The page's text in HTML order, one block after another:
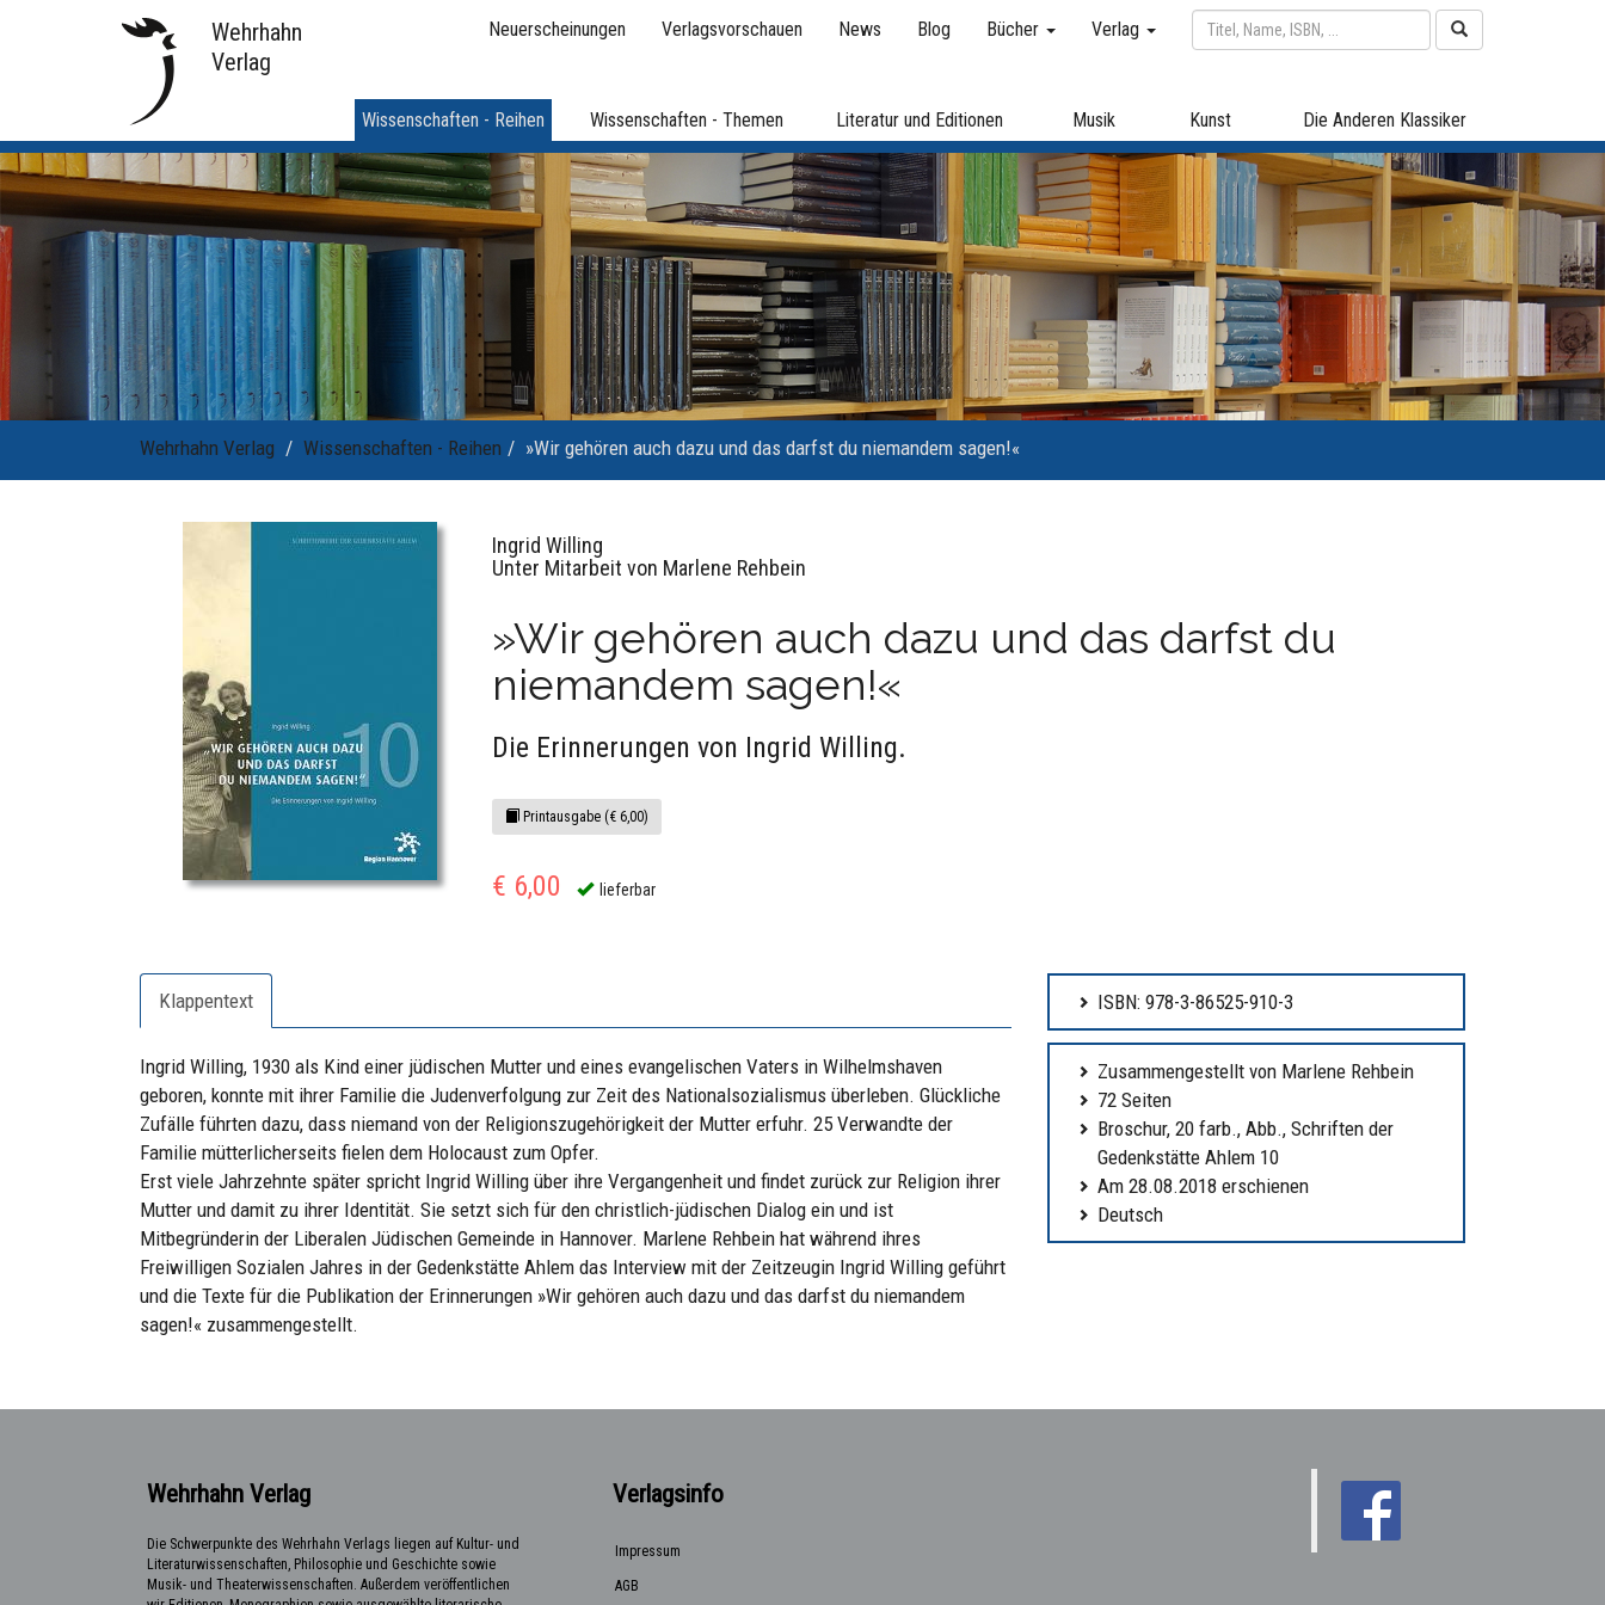
Wehrhahn
Verlag
Neuerscheinungen Verlagsvorschauen News Blog Bücher Verlag
Wissenschaften - Reihen Wissenschaften - Themen Literatur und Editionen Musik Kunst Die Anderen Klassiker
Wehrhahn Verlag Wissenschaften - Reihen »Wir gehören auch dazu und das darfst du niemandem sagen!«
Ingrid Willing
Unter Mitarbeit von Marlene Rehbein
»Wir gehören auch dazu und das darfst du
niemandem sagen!«
Die Erinnerungen von Ingrid Willing.
Printausgabe (€ 6,00)
€ 6,00 lieferbar
Klappentext
Ingrid Willing, 1930 als Kind einer jüdischen Mutter und eines evangelischen Vaters in Wilhelmshaven
geboren, konnte mit ihrer Familie die Judenverfolgung zur Zeit des Nationalsozialismus überleben. Glückliche
Zufälle führten dazu, dass niemand von der Religionszugehörigkeit der Mutter erfuhr. 25 Verwandte der
Familie mütterlicherseits fielen dem Holocaust zum Opfer.
Erst viele Jahrzehnte später spricht Ingrid Willing über ihre Vergangenheit und findet zurück zur Religion ihrer
Mutter und damit zu ihrer Identität. Sie setzt sich für den christlich-jüdischen Dialog ein und ist
Mitbegründerin der Liberalen Jüdischen Gemeinde in Hannover. Marlene Rehbein hat während ihres
Freiwilligen Sozialen Jahres in der Gedenkstätte Ahlem das Interview mit der Zeitzeugin Ingrid Willing geführt
und die Texte für die Publikation der Erinnerungen »Wir gehören auch dazu und das darfst du niemandem
sagen!« zusammengestellt.
ISBN: 978-3-86525-910-3
Zusammengestellt von Marlene Rehbein
72 Seiten
Broschur, 20 farb., Abb., Schriften der
Gedenkstätte Ahlem 10
Am 28.08.2018 erschienen
Deutsch
Wehrhahn Verlag
Die Schwerpunkte des Wehrhahn Verlags liegen auf Kultur- und
Literaturwissenschaften, Philosophie und Geschichte sowie
Musik- und Theaterwissenschaften. Außerdem veröffentlichen
Verlagsinfo
Impressum
AGB